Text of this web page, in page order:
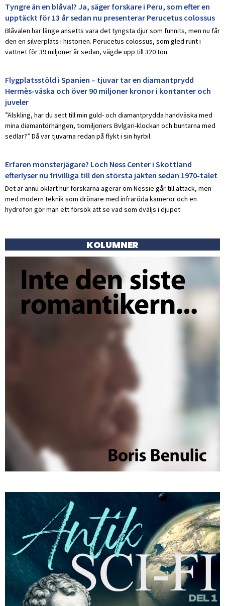
Tyngre än en blåval? Ja, säger forskare i Peru, som efter en
upptäckt för 13 år sedan nu presenterar Perucetus colossus
Blåvalen har länge ansetts vara det tyngsta djur som funnits, men nu får
den en silverplats i historien. Perucetus colossus, som gled runt i
vattnet för 39 miljoner år sedan, vägde upp till 320 ton.
Flygplatsstöld i Spanien – tjuvar tar en diamantprydd
Hermès-väska och över 90 miljoner kronor i kontanter och
juveler
”Älskling, har du sett till min guld- och diamantprydda handväska med
mina diamantörhängen, tiomiljoners Bvlgari-klockan och buntarna med
sedlar?” Då var tjuvarna redan på flykt i sin hyrbil.
Erfaren monsterjägare? Loch Ness Center i Skottland
efterlyser nu frivilliga till den största jakten sedan 1970-talet
Det är ännu oklart hur forskarna agerar om Nessie går till attack, men
med modern teknik som drönare med infraröda kameror och en
hydrofon gör man ett försök att se vad som dväljs i djupet.
KOLUMNER